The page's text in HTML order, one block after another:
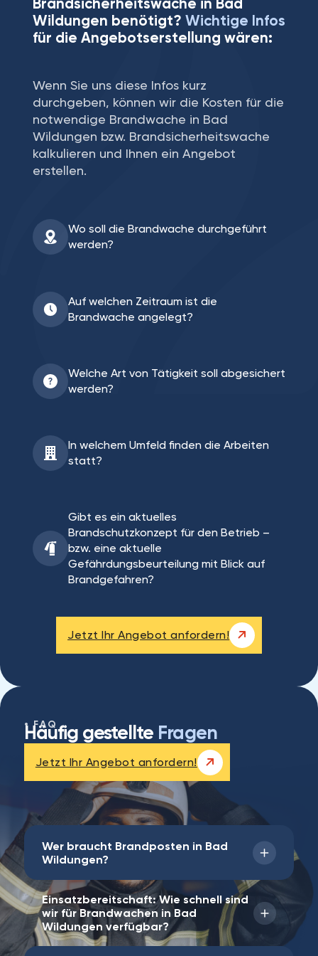
Brandsicherheitswache in Bad
Wildungen benötigt? Wichtige Infos
für die Angebotserstellung wären:
Wenn Sie uns diese Infos kurz
durchgeben, können wir die Kosten für die
notwendige Brandwache in Bad
Wildungen bzw. Brandsicherheitswache
kalkulieren und Ihnen ein Angebot
erstellen.
Wo soll die Brandwache durchgeführt
werden?
Auf welchen Zeitraum ist die
Brandwache angelegt?
Welche Art von Tätigkeit soll abgesichert
werden?
In welchem Umfeld finden die Arbeiten
statt?
Gibt es ein aktuelles
Brandschutzkonzept für den Betrieb –
bzw. eine aktuelle
Gefährdungsbeurteilung mit Blick auf
Brandgefahren?
Jetzt Ihr Angebot anfordern!
FAQ
Häufig gestellte Fragen
Jetzt Ihr Angebot anfordern!
Wer braucht Brandposten in Bad
Wildungen?
Von Produktionsbetrieben und Dienstleistern
über öffentliche Institutionen,
Eventveranstalter und medizinische
Einsatzbereitschaft: Wie schnell sind
wir für Brandwachen in Bad
Wildungen verfügbar?